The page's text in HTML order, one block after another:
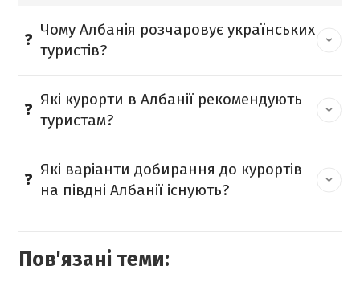
Чому Албанія розчаровує українських
туристів?
Які курорти в Албанії рекомендують
туристам?
Які варіанти добирання до курортів
на півдні Албанії існують?
Пов'язані теми: